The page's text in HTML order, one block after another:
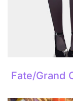
Fate/Grand